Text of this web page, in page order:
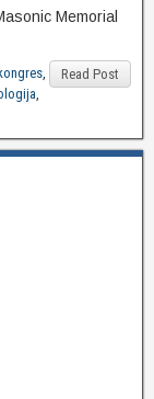
Memorial
Read Post
kongres,
,